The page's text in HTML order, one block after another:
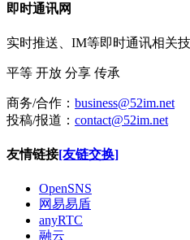
即时通讯网
实时推送、IM等即时通讯相关
平等 开放 分享 传承
商务/合作： business@52im.net
投稿/报道： contact@52im.net
友情链接[友链交换]
OpenSNS
网易易盾
anyRTC
融云